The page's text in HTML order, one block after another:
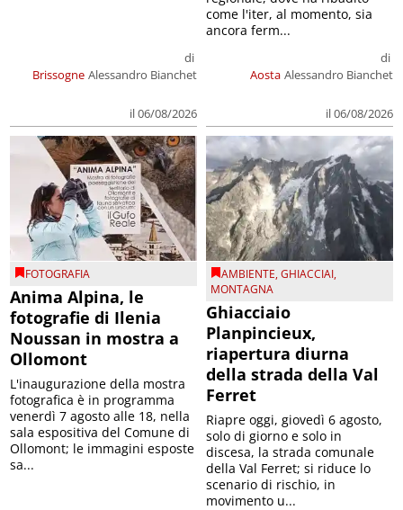
Brissogne
di
Alessandro Bianchet
il 06/08/2026
Aosta
di
Alessandro Bianchet
il 06/08/2026
come l'iter, al momento, sia
ancora ferm...
FOTOGRAFIA
Anima Alpina, le
fotografie di Ilenia
Noussan in mostra a
Ollomont
L'inaugurazione della mostra
fotografica è in programma
venerdì 7 agosto alle 18, nella
sala espositiva del Comune di
Ollomont; le immagini esposte
sa...
AMBIENTE,GHIACCIAI,
MONTAGNA
Ghiacciaio
Planpincieux,
riapertura diurna
della strada della Val
Ferret
Riapre oggi, giovedì 6 agosto,
solo di giorno e solo in
discesa, la strada comunale
della Val Ferret; si riduce lo
scenario di rischio, in
movimento u...